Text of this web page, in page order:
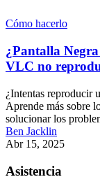
Cómo hacerlo
¿Pantalla
VLC no
¿Intentas reproducir
Aprende más sobre
solucionar los
Ben Jacklin
Abr 15, 2025
Asistencia